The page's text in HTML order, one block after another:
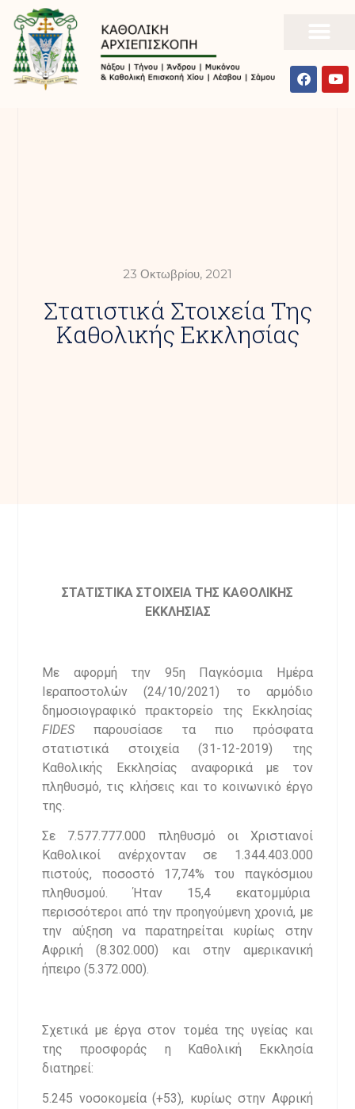
23 Οκτωβρίου, 2021
Στατιστικά Στοιχεία Της
Καθολικής Εκκλησίας
ΣΤΑΤΙΣΤΙΚΑ ΣΤΟΙΧΕΙΑ ΤΗΣ ΚΑΘΟΛΙΚΗΣ
ΕΚΚΛΗΣΙΑΣ
Με αφορμή την 95η Παγκόσμια Ημέρα
Ιεραποστολών (24/10/2021) το αρμόδιο
δημοσιογραφικό πρακτορείο της Εκκλησίας
FIDES παρουσίασε τα πιο πρόσφατα
στατιστικά στοιχεία (31-12-2019) της
Καθολικής Εκκλησίας αναφορικά με τον
πληθυσμό, τις κλήσεις και το κοινωνικό έργο
της.
Σε 7.577.777.000 πληθυσμό οι Χριστιανοί
Καθολικοί ανέρχονταν σε 1.344.403.000
πιστούς, ποσοστό 17,74% του παγκόσμιου
πληθυσμού. Ήταν 15,4 εκατομμύρια
περισσότεροι από την προηγούμενη χρονιά, με
την αύξηση να παρατηρείται κυρίως στην
Αφρική (8.302.000) και στην αμερικανική
ήπειρο (5.372.000).
Σχετικά με έργα στον τομέα της υγείας και
της προσφοράς η Καθολική Εκκλησία
διατηρεί:
5.245 νοσοκομεία (+53), κυρίως στην Αφρική